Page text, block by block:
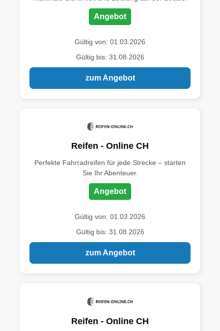
Angebot
Gültig von: 01.03.2026
Gültig bis: 31.08.2026
zum Angebot
Reifen - Online CH
Perfekte Fahrradreifen für jede Strecke – starten
Sie Ihr Abenteuer.
Angebot
Gültig von: 01.03.2026
Gültig bis: 31.08.2026
zum Angebot
Reifen - Online CH